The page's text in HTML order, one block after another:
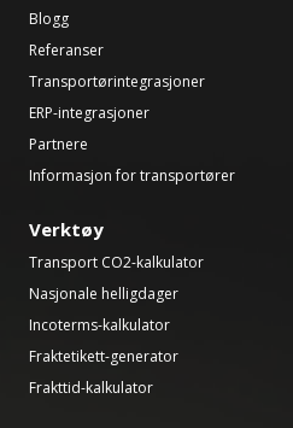
Blogg
Referanser
Transportørintegrasjoner
ERP-integrasjoner
Partnere
Informasjon for transportører
Verktøy
Transport CO2-kalkulator
Nasjonale helligdager
Incoterms-kalkulator
Fraktetikett-generator
Frakttid-kalkulator